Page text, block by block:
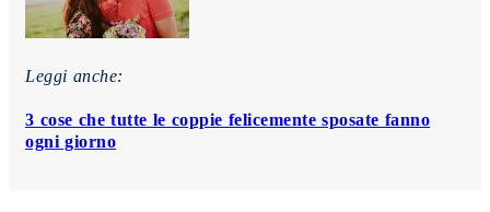
Leggi anche:
3 cose che tutte le coppie felicemente sposate fanno
ogni giorno